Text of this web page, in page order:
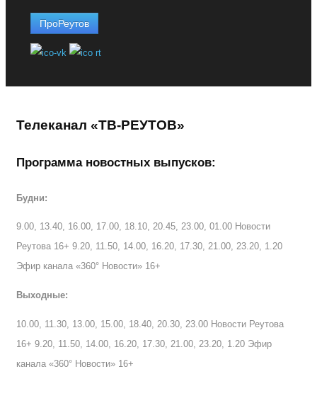
ПроРеутов
Телеканал «ТВ-РЕУТОВ»
Программа новостных выпусков:
Будни:
9.00, 13.40, 16.00, 17.00, 18.10, 20.45, 23.00, 01.00 Новости
Реутова 16+ 9.20, 11.50, 14.00, 16.20, 17.30, 21.00, 23.20, 1.20
Эфир канала «360° Новости» 16+
Выходные:
10.00, 11.30, 13.00, 15.00, 18.40, 20.30, 23.00 Новости Реутова
16+ 9.20, 11.50, 14.00, 16.20, 17.30, 21.00, 23.20, 1.20 Эфир
канала «360° Новости» 16+